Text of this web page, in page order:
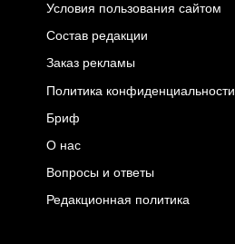
Условия пользования сайтом
Состав редакции
Заказ рекламы
Политика конфиденциальности
Бриф
О нас
Вопросы и ответы
Редакционная политика